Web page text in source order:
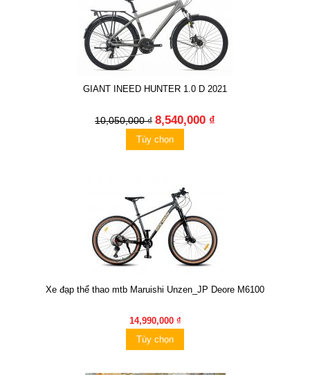
GIANT INEED HUNTER 1.0 D 2021
10,050,000 ₫ 8,540,000 ₫
Tùy chọn
Xe đạp thể thao mtb Maruishi Unzen_JP Deore M6100
14,990,000 ₫
Tùy chọn